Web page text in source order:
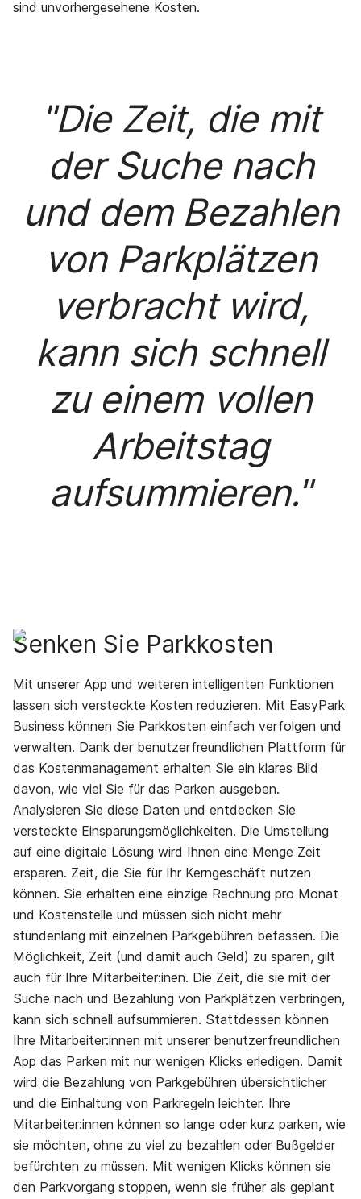
sind unvorhergesehene Kosten.
"Die Zeit, die mit
der Suche nach
und dem Bezahlen
von Parkplätzen
verbracht wird,
kann sich schnell
zu einem vollen
Arbeitstag
aufsummieren."
Senken Sie Parkkosten
Mit unserer App und weiteren intelligenten Funktionen
lassen sich versteckte Kosten reduzieren. Mit EasyPark
Business können Sie Parkkosten einfach verfolgen und
verwalten. Dank der benutzerfreundlichen Plattform für
das Kostenmanagement erhalten Sie ein klares Bild
davon, wie viel Sie für das Parken ausgeben.
Analysieren Sie diese Daten und entdecken Sie
versteckte Einsparungsmöglichkeiten. Die Umstellung
auf eine digitale Lösung wird Ihnen eine Menge Zeit
ersparen. Zeit, die Sie für Ihr Kerngeschäft nutzen
können. Sie erhalten eine einzige Rechnung pro Monat
und Kostenstelle und müssen sich nicht mehr
stundenlang mit einzelnen Parkgebühren befassen. Die
Möglichkeit, Zeit (und damit auch Geld) zu sparen, gilt
auch für Ihre Mitarbeiter:inen. Die Zeit, die sie mit der
Suche nach und Bezahlung von Parkplätzen verbringen,
kann sich schnell aufsummieren. Stattdessen können
Ihre Mitarbeiter:innen mit unserer benutzerfreundlichen
App das Parken mit nur wenigen Klicks erledigen. Damit
wird die Bezahlung von Parkgebühren übersichtlicher
und die Einhaltung von Parkregeln leichter. Ihre
Mitarbeiter:innen können so lange oder kurz parken, wie
sie möchten, ohne zu viel zu bezahlen oder Bußgelder
befürchten zu müssen. Mit wenigen Klicks können sie
den Parkvorgang stoppen, wenn sie früher als geplant